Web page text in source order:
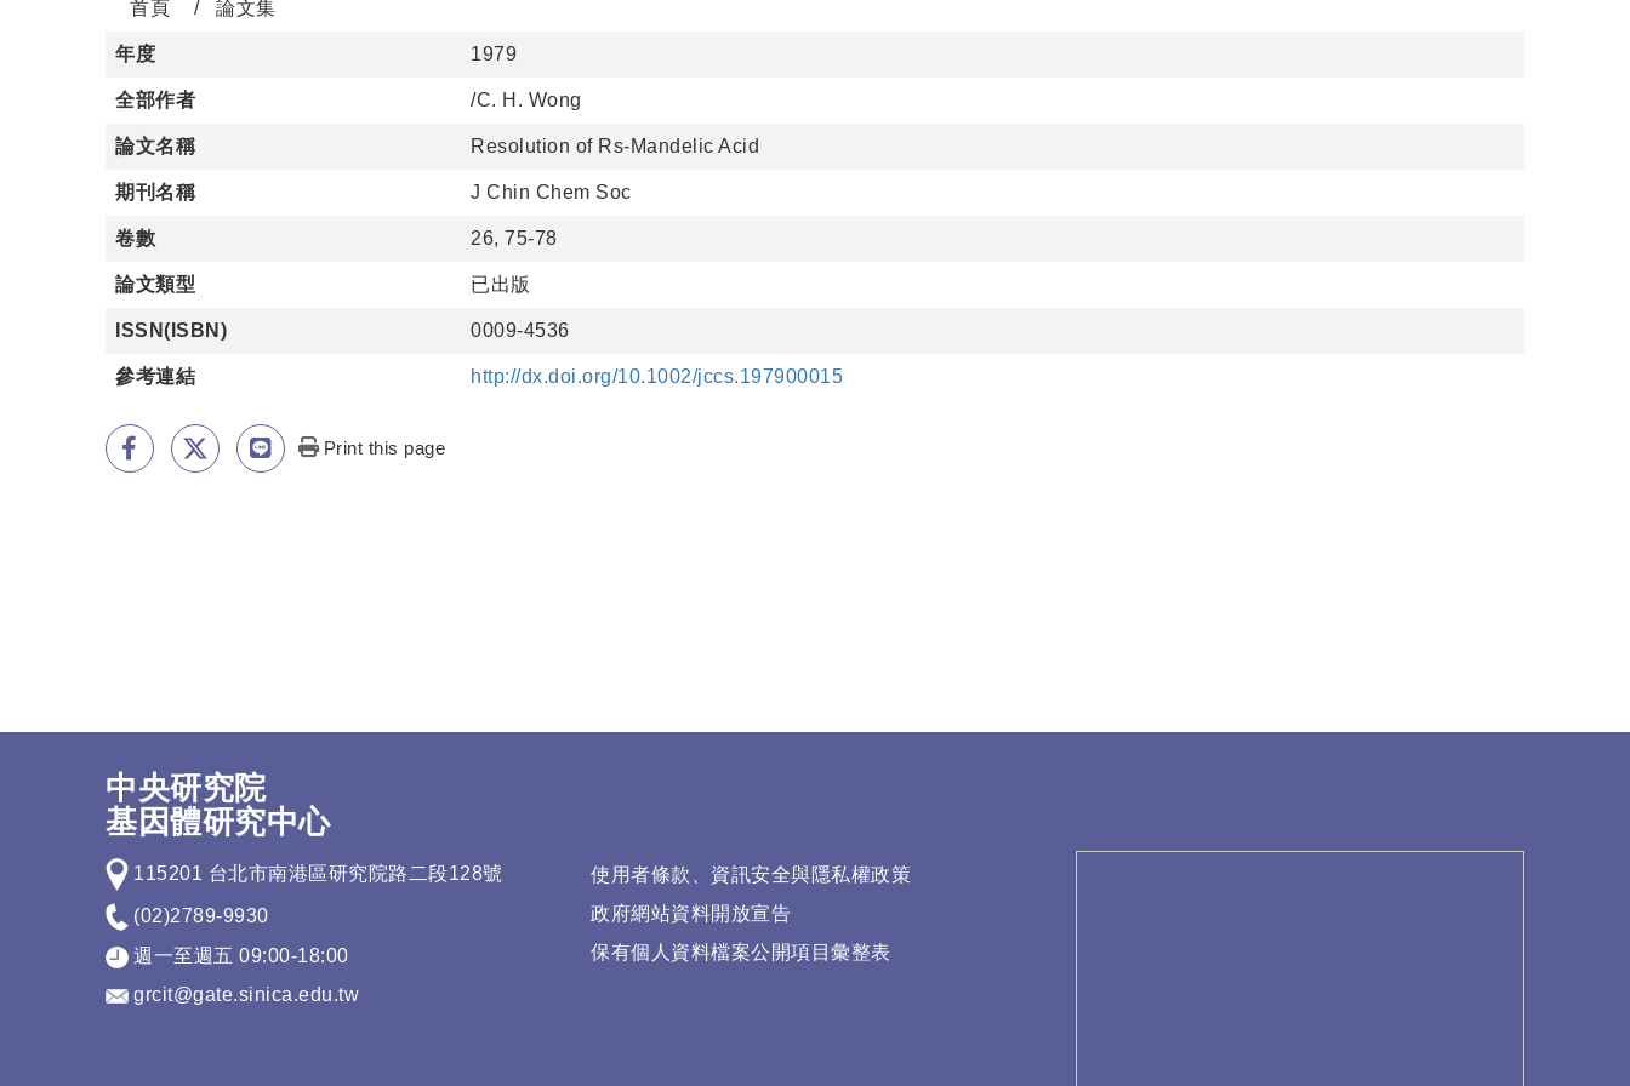
首頁 論文集
年度 1979
全部作者 /C. H. Wong
論文名稱 Resolution of Rs-Mandelic Acid
期刊名稱 J Chin Chem Soc
卷數 26, 75-78
論文類型 已出版
ISSN(ISBN) 0009-4536
參考連結 http://dx.doi.org/10.1002/jccs.197900015
Print this page
中央研究院
基因體研究中心
115201 台北市南港區研究院路二段128號
(02)2789-9930
週一至週五 09:00-18:00
grcit@gate.sinica.edu.tw
使用者條款、資訊安全與隱私權政策
政府網站資料開放宣告
保有個人資料檔案公開項目彙整表